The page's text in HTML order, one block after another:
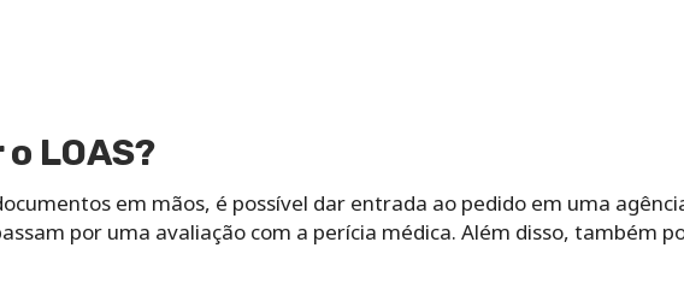
LOAS?
em mãos, é possível dar entrada ao pedido em uma
por uma avaliação com a perícia médica. Além disso, também